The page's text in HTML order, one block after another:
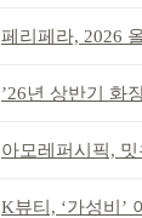
페리페라, 2026 올
’26년 상반기 화장품
아모레퍼시픽, 밋유
K뷰티, ‘가성비’ 아닌